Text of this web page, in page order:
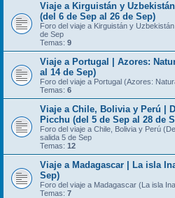
Viaje a Kirguistán y
(del 6 de Sep al 26 de Sep)
Foro del viaje a Kirguistán y
de Sep
Temas: 9
Viaje a Portugal | Azores:
al 14 de Sep)
Foro del viaje a Portugal (Azores:
Temas: 6
Viaje a Chile, Bolivia y Perú |
Picchu (del 5 de Sep al 28 de
Foro del viaje a Chile, Bolivia y Perú
salida 5 de Sep
Temas: 12
Viaje a Madagascar | La isla
Sep)
Foro del viaje a Madagascar (La isla
Temas: 7